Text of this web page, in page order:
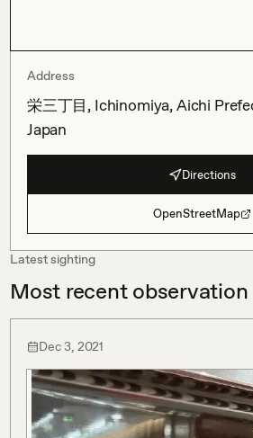
Address
栄三丁目, Ichinomiya, Aichi
Japan
Directions
OpenStreetMap
Latest sighting
Most recent observation
Dec 3, 2021